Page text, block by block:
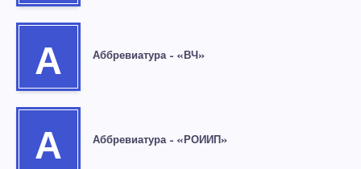
А Аббревиатура – «ВЧ»
А Аббревиатура – «РОИИП»